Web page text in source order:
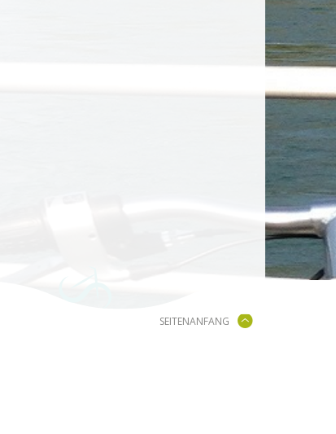
SEITENANFANG